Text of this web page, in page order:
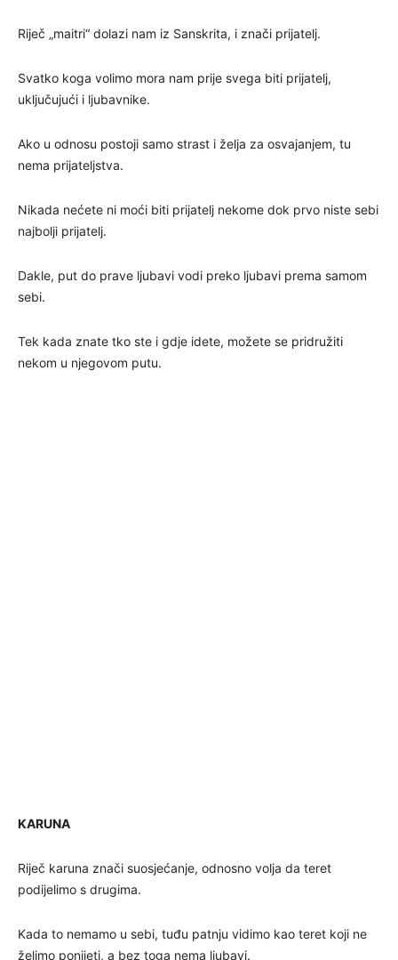
Riječ „maitri“ dolazi nam iz Sanskrita, i znači prijatelj.
Svatko koga volimo mora nam prije svega biti prijatelj,
uključujući i ljubavnike.
Ako u odnosu postoji samo strast i želja za osvajanjem, tu
nema prijateljstva.
Nikada nećete ni moći biti prijatelj nekome dok prvo niste sebi
najbolji prijatelj.
Dakle, put do prave ljubavi vodi preko ljubavi prema samom
sebi.
Tek kada znate tko ste i gdje idete, možete se pridružiti
nekom u njegovom putu.
KARUNA
Riječ karuna znači suosjećanje, odnosno volja da teret
podijelimo s drugima.
Kada to nemamo u sebi, tuđu patnju vidimo kao teret koji ne
želimo ponijeti, a bez toga nema ljubavi.